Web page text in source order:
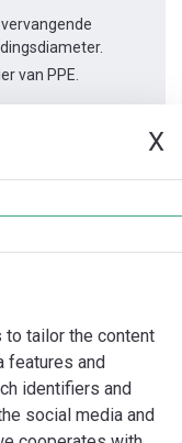
X
tailor the content
features and
identifiers and
social media and
van PPE.